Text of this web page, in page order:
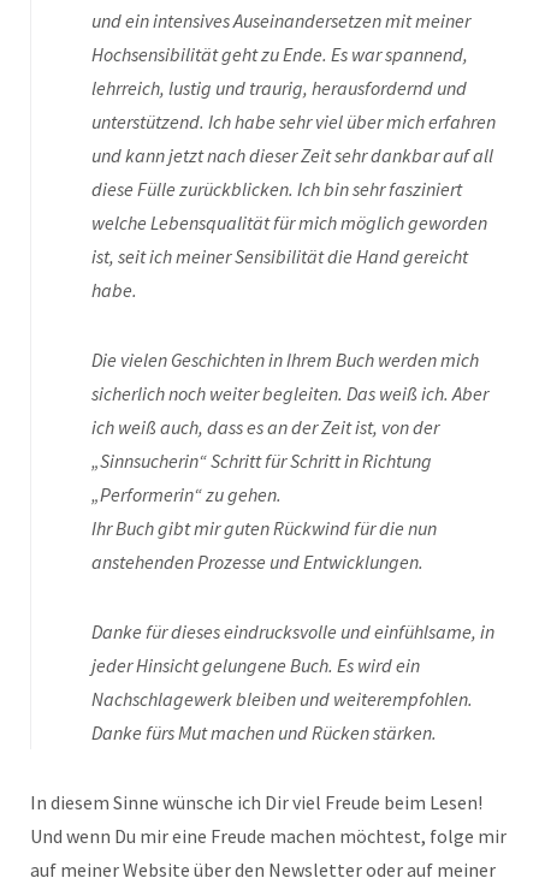
und ein intensives Auseinandersetzen mit meiner
Hochsensibilität geht zu Ende. Es war spannend,
lehrreich, lustig und traurig, herausfordernd und
unterstützend. Ich habe sehr viel über mich erfahren
und kann jetzt nach dieser Zeit sehr dankbar auf all
diese Fülle zurückblicken. Ich bin sehr fasziniert
welche Lebensqualität für mich möglich geworden
ist, seit ich meiner Sensibilität die Hand gereicht
habe.
Die vielen Geschichten in Ihrem Buch werden mich
sicherlich noch weiter begleiten. Das weiß ich. Aber
ich weiß auch, dass es an der Zeit ist, von der
„Sinnsucherin“ Schritt für Schritt in Richtung
„Performerin“ zu gehen.
Ihr Buch gibt mir guten Rückwind für die nun
anstehenden Prozesse und Entwicklungen.
Danke für dieses eindrucksvolle und einfühlsame, in
jeder Hinsicht gelungene Buch. Es wird ein
Nachschlagewerk bleiben und weiterempfohlen.
Danke fürs Mut machen und Rücken stärken.
In diesem Sinne wünsche ich Dir viel Freude beim Lesen!
Und wenn Du mir eine Freude machen möchtest, folge mir
auf meiner Website über den Newsletter oder auf meiner